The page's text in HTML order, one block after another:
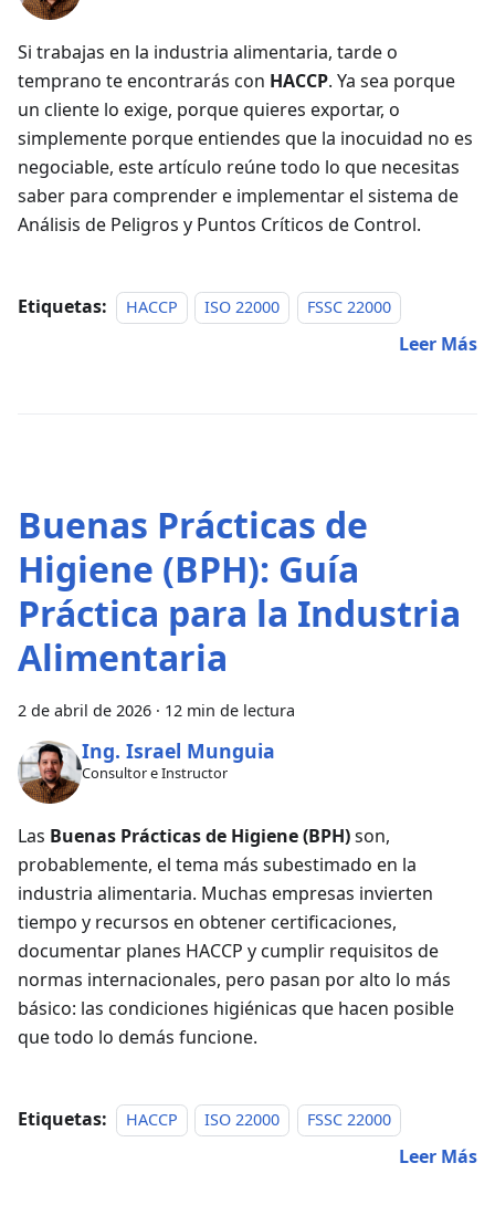
Si trabajas en la industria alimentaria, tarde o
temprano te encontrarás con HACCP. Ya sea porque
un cliente lo exige, porque quieres exportar, o
simplemente porque entiendes que la inocuidad no es
negociable, este artículo reúne todo lo que necesitas
saber para comprender e implementar el sistema de
Análisis de Peligros y Puntos Críticos de Control.
Etiquetas: HACCP ISO 22000 FSSC 22000
Leer Más
Buenas Prácticas de
Higiene (BPH): Guía
Práctica para la Industria
Alimentaria
2 de abril de 2026 · 12 min de lectura
Ing. Israel Munguia
Consultor e Instructor
Las Buenas Prácticas de Higiene (BPH)son,
probablemente, el tema más subestimado en la
industria alimentaria. Muchas empresas invierten
tiempo y recursos en obtener certificaciones,
documentar planes HACCP y cumplir requisitos de
normas internacionales, pero pasan por alto lo más
básico: las condiciones higiénicas que hacen posible
que todo lo demás funcione.
Etiquetas: HACCP ISO 22000 FSSC 22000
Leer Más